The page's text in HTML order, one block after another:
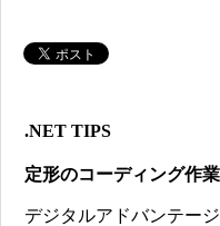
.NET TIPS
定形のコーディング作
デジタルアドバンテージ